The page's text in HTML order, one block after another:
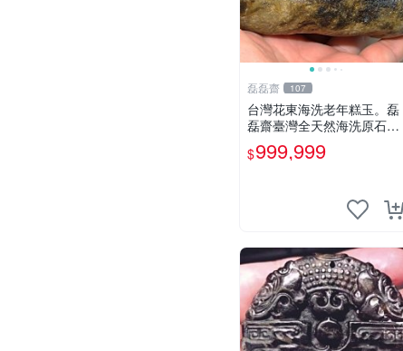
磊磊齋 107
台灣花東海洗老年糕玉。磊
磊齋臺灣全天然海洗原石花
東玉東海岸台灣藍寶石東玉
東海岸心臟石皮蛋青老麥芽
梨芋仔玉總統石雕
$999,999